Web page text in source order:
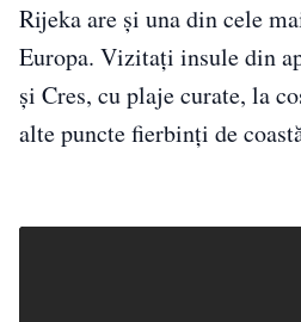
Rijeka are și una din cele
Europa. Vizitați insule din
și Cres, cu plaje curate, la
alte puncte fierbinți de